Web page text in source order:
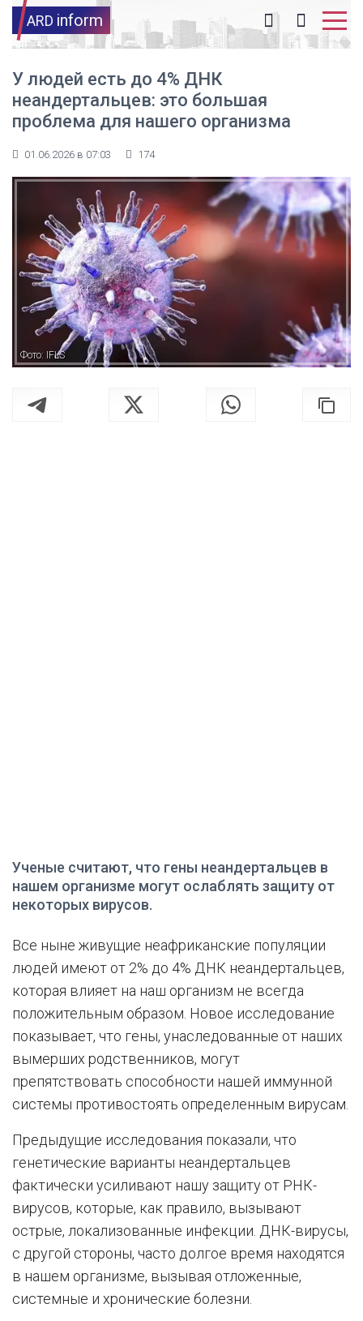
ARD inform
У людей есть до 4% ДНК
неандертальцев: это большая
проблема для нашего организма
01.06.2026 в 07:03 174
Фото: IFLS
Ученые считают, что гены неандертальцев в
нашем организме могут ослаблять защиту от
некоторых вирусов.
Все ныне живущие неафриканские популяции
людей имеют от 2% до 4% ДНК неандертальцев,
которая влияет на наш организм не всегда
положительным образом. Новое исследование
показывает, что гены, унаследованные от наших
вымерших родственников, могут
препятствовать способности нашей иммунной
системы противостоять определенным вирусам.
Предыдущие исследования показали, что
генетические варианты неандертальцев
фактически усиливают нашу защиту от РНК-
вирусов, которые, как правило, вызывают
острые, локализованные инфекции. ДНК-вирусы,
с другой стороны, часто долгое время находятся
в нашем организме, вызывая отложенные,
системные и хронические болезни.